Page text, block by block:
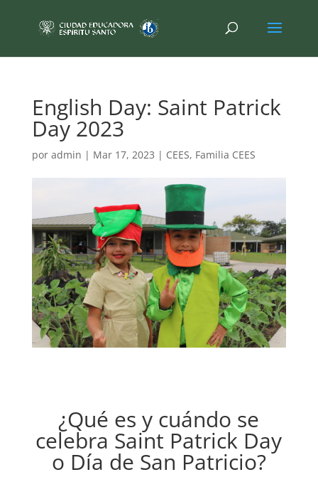
English Day: Saint Patrick
Day 2023
por admin | Mar 17, 2023 | CEES, Familia CEES
¿Qué es y cuándo se
celebra Saint Patrick Day
o Día de San Patricio?